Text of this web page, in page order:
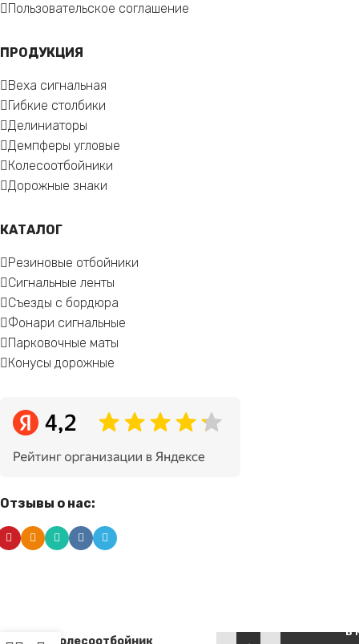
Пользовательское соглашение
ПРОДУКЦИЯ
Веха сигнальная
Гибкие столбики
Делиниаторы
Демпферы угловые
Колесоотбойники
Дорожные знаки
КАТАЛОГ
Резиновые отбойники
Сигнальные ленты
Съезды с бордюра
Фонари сигнальные
Парковочные маты
Конусы дорожные
Отзывы о нас:
колесоотбойник
В